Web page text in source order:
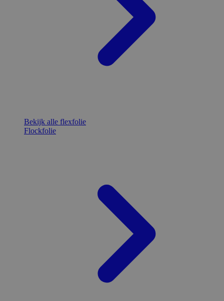
Bekijk alle flexfolie
Flockfolie